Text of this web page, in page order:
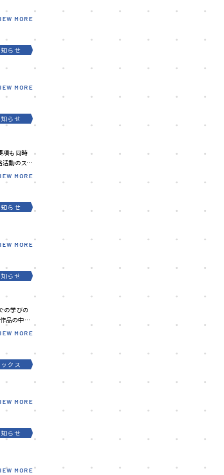
MORE
らせ
MORE
らせ
項も同時
動のス
MORE
らせ
MORE
らせ
の学びの
品の中か
MORE
クス
MORE
らせ
MORE